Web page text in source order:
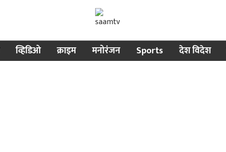
व्हिडिओ क्राइम मनोरंजन Sports देश विदेश